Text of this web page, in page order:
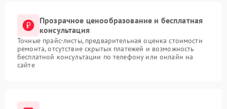
Прозрачное ценообразование и бесплатная
консультация
Точные прайс-листы, предварительная оценка стоимости
ремонта, отсутствие скрытых платежей и возможность
бесплатной консультации по телефону или онлайн на
сайте